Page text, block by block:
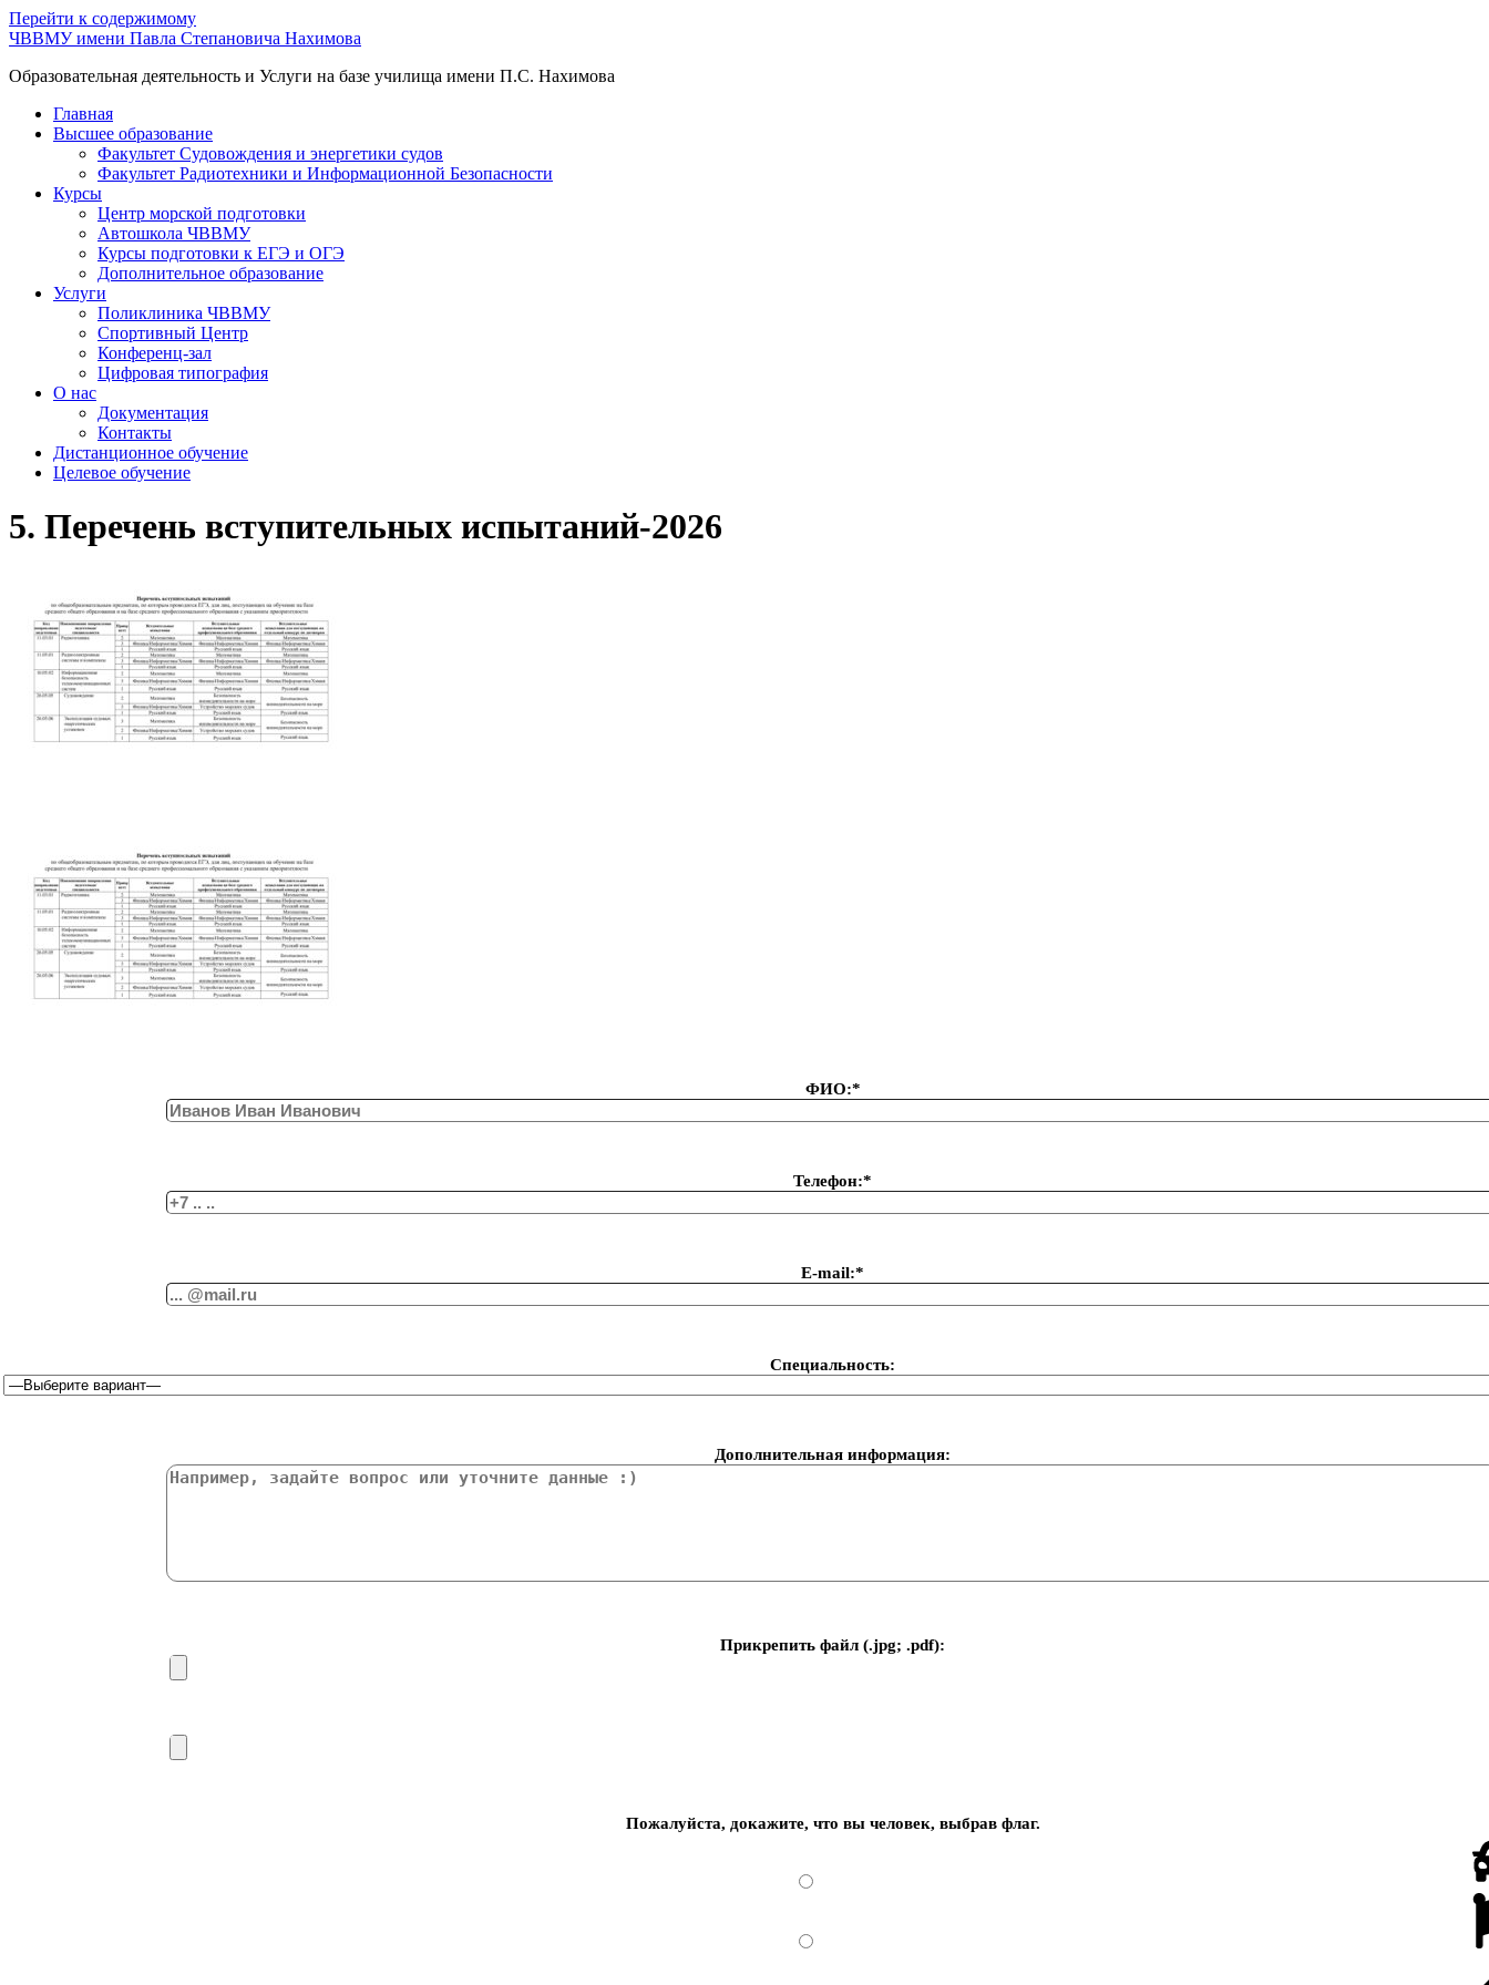
Перейти к содержимому
ЧВВМУ имени Павла Степановича Нахимова
Образовательная деятельность и Услуги на базе училища имени П.С. Нахимова
Главная
Высшее образование
Факультет Судовождения и энергетики судов
Факультет Радиотехники и Информационной Безопасности
Курсы
Центр морской подготовки
Автошкола ЧВВМУ
Курсы подготовки к ЕГЭ и ОГЭ
Дополнительное образование
Услуги
Поликлиника ЧВВМУ
Спортивный Центр
Конференц-зал
Цифровая типография
О нас
Документация
Контакты
Дистанционное обучение
Целевое обучение
5. Перечень вступительных испытаний-2026
ФИО:*
Телефон:*
Е-mail:*
Специальность:
Дополнительная информация:
Прикрепить файл (.jpg; .pdf):
Пожалуйста, докажите, что вы человек, выбравфлаг.